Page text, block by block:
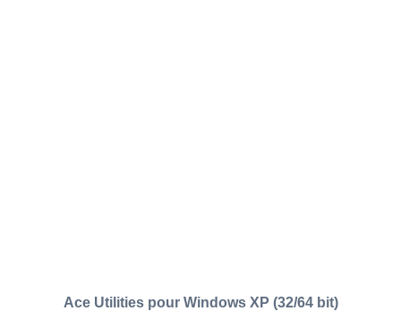
Ace Utilities pour Windows XP (32/64 bit)